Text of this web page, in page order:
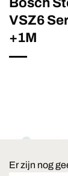
VSZ6
+1M
Er zijn nog